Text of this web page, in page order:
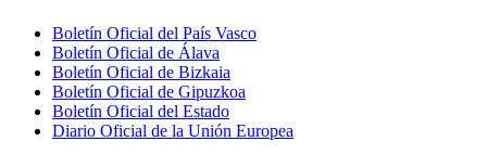
Boletín Oficial del País Vasco
Boletín Oficial de Álava
Boletín Oficial de Bizkaia
Boletín Oficial de Gipuzkoa
Boletín Oficial del Estado
Diario Oficial de la Unión Europea